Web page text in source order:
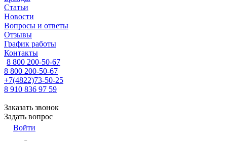
Статьи
Новости
Вопросы и ответы
Отзывы
График работы
Контакты
8 800 200-50-67
8 800 200-50-67
+7(4822)73-50-25
8 910 836 97 59
Заказать звонок
Задать вопрос
Войти